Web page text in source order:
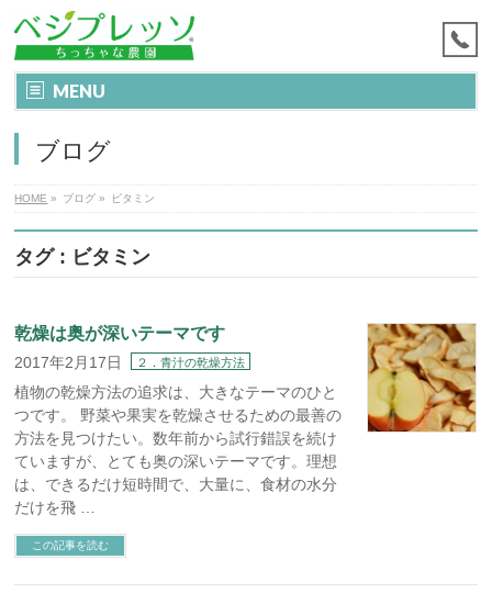
MENU
ブログ
HOME » ブログ » ビタミン
タグ : ビタミン
乾燥は奥が深いテーマです
2017年2月17日 ２．青汁の乾燥方法
植物の乾燥方法の追求は、大きなテーマのひと
つです。 野菜や果実を乾燥させるための最善の
方法を見つけたい。数年前から試行錯誤を続け
ていますが、とても奥の深いテーマです。理想
は、できるだけ短時間で、大量に、食材の水分
だけを飛 …
この記事を読む